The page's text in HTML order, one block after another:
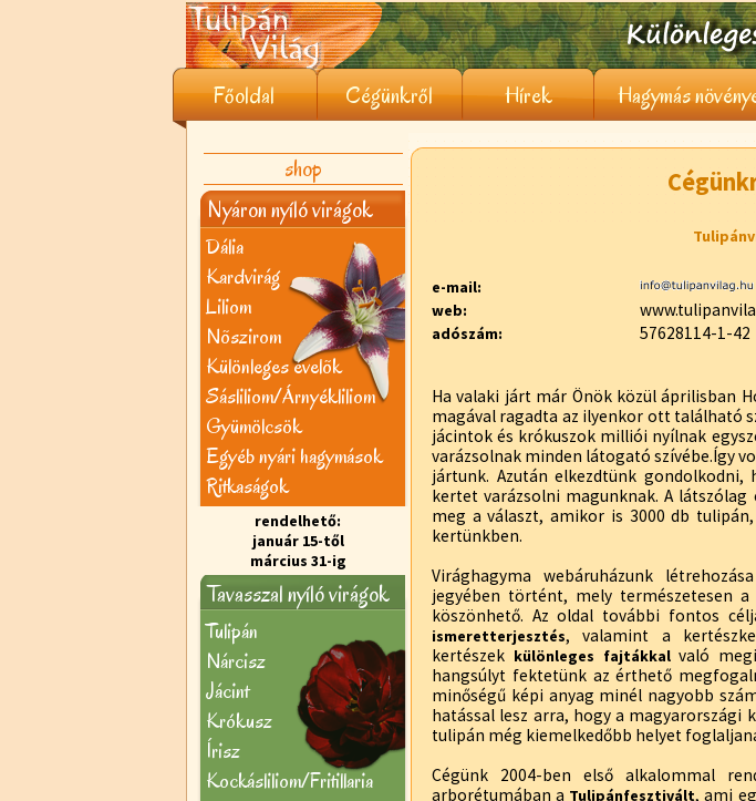
Főoldal Cégünkről Hírek Hagymás
shop
Nyáron nyíló virágok
Dália
Kardvirág
Liliom
Nõszirom
Különleges évelõk
Sásliliom/Árnyékliliom
Gyümölcsök
Egyéb nyári hagymások
Ritkaságok
rendelhető:
január 15-től
március 31-ig
Tavasszal nyíló virágok
Tulipán
Nárcisz
Jácint
Krókusz
Írisz
Kockásliliom/Fritillaria
e-mail:
web:
adószám: 57628114-1-42
Ha valaki járt már Önök közül áprilisban
magával ragadta az ilyenkor ott található
jácintok és krókuszok milliói nyílnak
varázsolnak minden látogató szívébe.Így
jártunk. Azután elkezdtünk gondolkodni,
kertet varázsolni magunknak. A
meg a választ, amikor is 3000 db
kertünkben.
Virághagyma webáruházunk
jegyében történt, mely természetesen
köszönhető. Az oldal további fontos
ismeretterjesztés, valamint a
kertészek különleges fajtákkalvaló
hangsúlyt fektetünk az érthető
minőségű képi anyag minél nagyobb
hatással lesz arra, hogy a
tulipán még kiemelkedőbb helyet
Cégünk 2004-ben első alkalommal
arborétumában a Tulipánfesztivált, ami